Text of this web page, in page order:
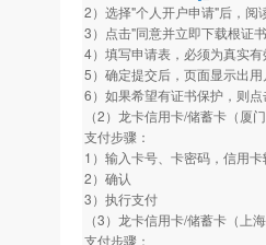
2）选择"个人开户申请"后，阅
3）点击"同意并立即下载根证
4）填写申请表，必须为真实
5）确定提交后，页面显示出
6）如果希望有证书保护，则
（2）龙卡信用卡/储蓄卡（厦
支付步骤：
1）输入卡号、卡密码，信用
2）确认
3）执行支付
（3）龙卡信用卡/储蓄卡（上
支付步骤：